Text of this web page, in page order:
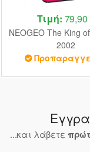
Τιμή: 79,90
NEOGEO The King
2002
...και λάβετε